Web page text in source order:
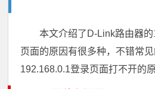
本文介绍了D-Link路由器的
页面的原因有很多种，不错常
192.168.0.1登录页面打不开的